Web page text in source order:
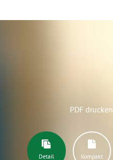
PDF drucken
Detail Kompakt